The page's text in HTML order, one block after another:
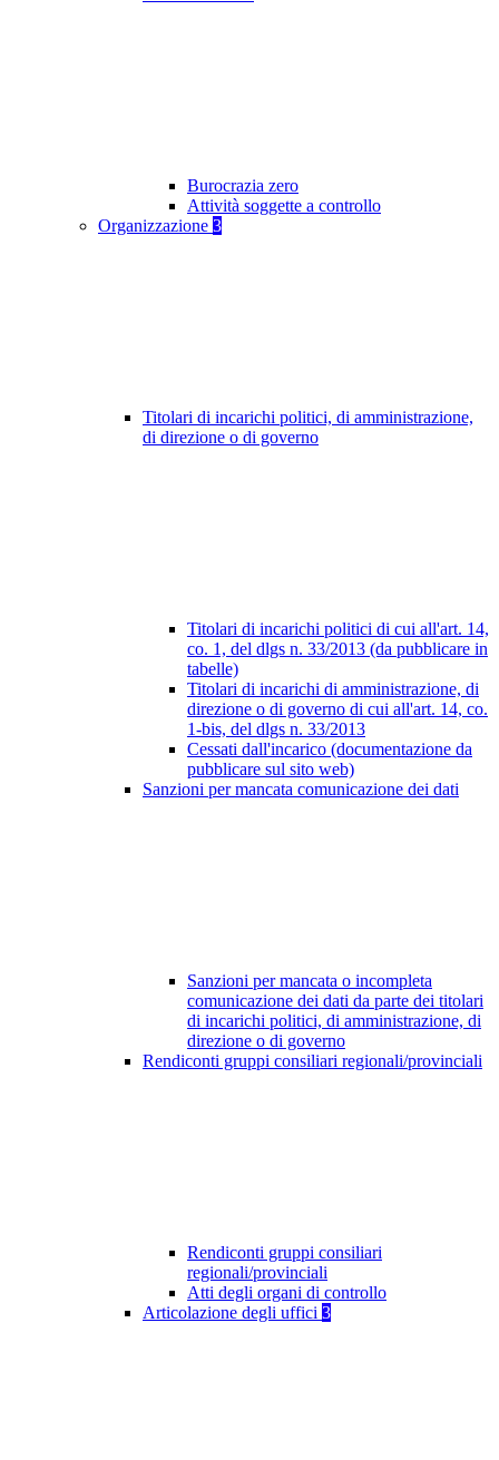
Burocrazia zero
Attività soggette a controllo
Organizzazione 3
Titolari di incarichi politici, di amministrazione,
di direzione o di governo
Titolari di incarichi politici di cui all'art. 14,
co. 1, del dlgs n. 33/2013 (da pubblicare in
tabelle)
Titolari di incarichi di amministrazione, di
direzione o di governo di cui all'art. 14, co.
1-bis, del dlgs n. 33/2013
Cessati dall'incarico (documentazione da
pubblicare sul sito web)
Sanzioni per mancata comunicazione dei dati
Sanzioni per mancata o incompleta
comunicazione dei dati da parte dei titolari
di incarichi politici, di amministrazione, di
direzione o di governo
Rendiconti gruppi consiliari regionali/provinciali
Rendiconti gruppi consiliari
regionali/provinciali
Atti degli organi di controllo
Articolazione degli uffici 3